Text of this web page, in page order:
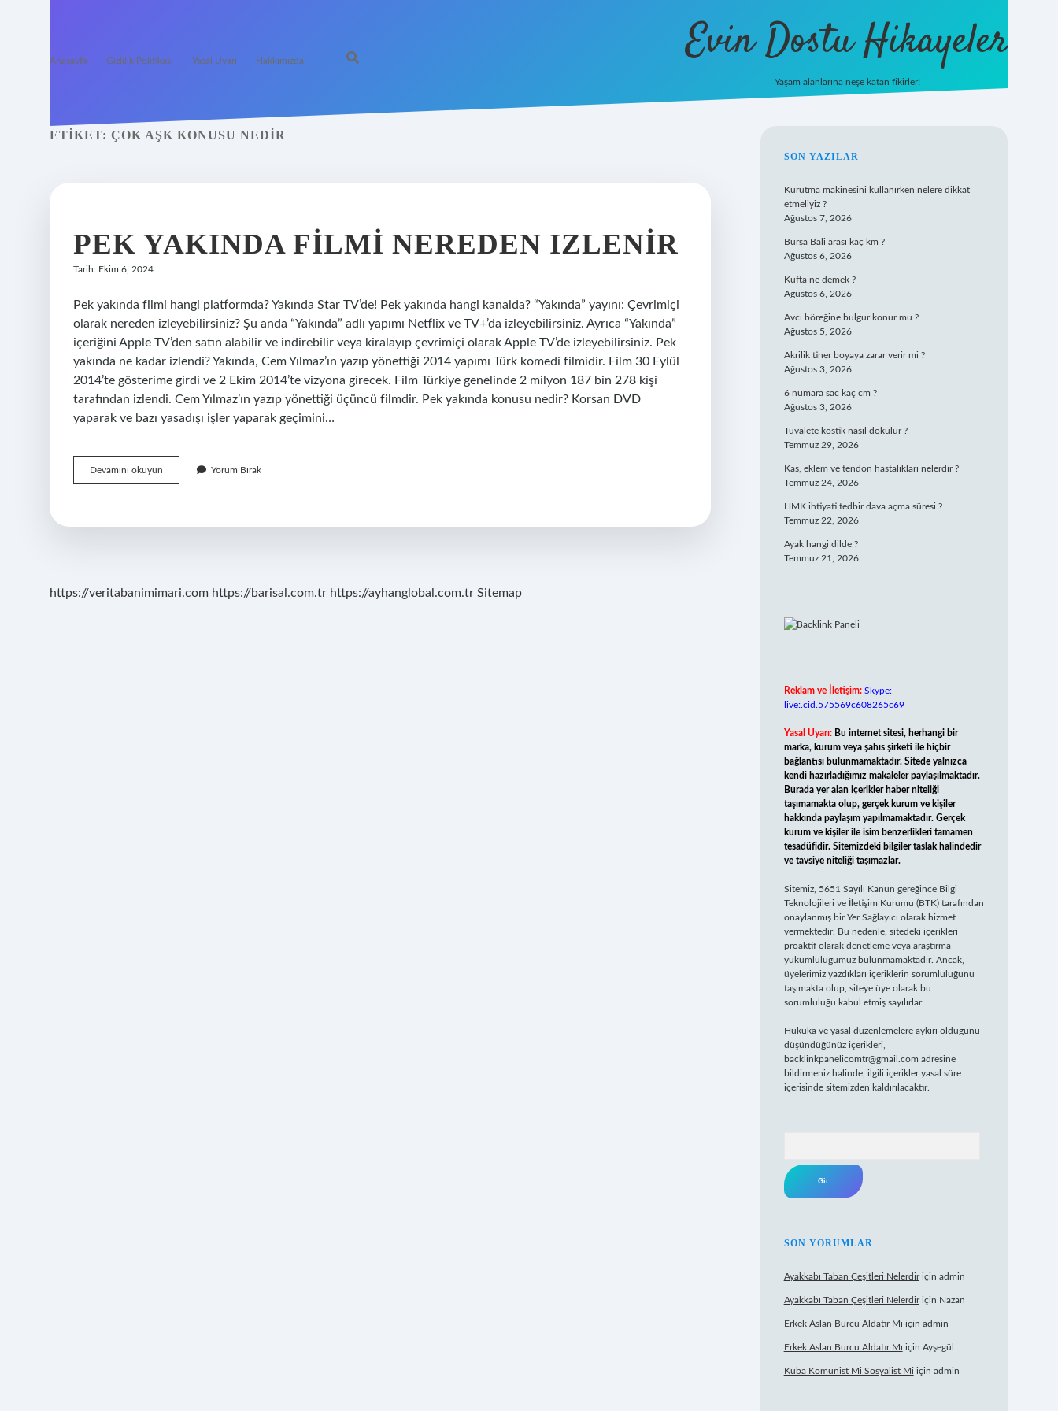
Anasayfa Gizlilik Politikası Yasal Uyarı Hakkımızda Evin Dostu Hikayeler
Yaşam alanlarına neşe katan fikirler!
ETIKET: ÇOK AŞK KONUSU NEDIR
PEK YAKINDA FILMI NEREDEN IZLENIR
Tarih: Ekim 6, 2024
Pek yakında filmi hangi platformda? Yakında Star TV’de! Pek yakında hangi kanalda? “Yakında” yayını: Çevrimiçi
olarak nereden izleyebilirsiniz? Şu anda “Yakında” adlı yapımı Netflix ve TV+’da izleyebilirsiniz. Ayrıca “Yakında”
içeriğini Apple TV’den satın alabilir ve indirebilir veya kiralayıp çevrimiçi olarak Apple TV’de izleyebilirsiniz. Pek
yakında ne kadar izlendi? Yakında, Cem Yılmaz’ın yazıp yönettiği 2014 yapımı Türk komedi filmidir. Film 30 Eylül
2014’te gösterime girdi ve 2 Ekim 2014’te vizyona girecek. Film Türkiye genelinde 2 milyon 187 bin 278 kişi
tarafından izlendi. Cem Yılmaz’ın yazıp yönettiği üçüncü filmdir. Pek yakında konusu nedir? Korsan DVD
yaparak ve bazı yasadışı işler yaparak geçimini…
Devamını okuyun
Yakında
Izlenir
Yorum Bırak
https://veritabanimimari.com https://barisal.com.tr https://ayhanglobal.com.tr Sitemap
SIDEBAR
SON YAZILAR
Kurutma makinesini kullanırken nelere dikkat
etmeliyiz ?
Ağustos 7, 2026
Bursa Bali arası kaç km ?
Ağustos 6, 2026
Kufta ne demek ?
Ağustos 6, 2026
Avcı böreğine bulgur konur mu ?
Ağustos 5, 2026
Akrilik tiner boyaya zarar verir mi ?
Ağustos 3, 2026
6 numara sac kaç cm ?
Ağustos 3, 2026
Tuvalete kostik nasıl dökülür ?
Temmuz 29, 2026
Kas, eklem ve tendon hastalıkları nelerdir ?
Temmuz 24, 2026
HMK ihtiyati tedbir dava açma süresi ?
Temmuz 22, 2026
Ayak hangi dilde ?
Temmuz 21, 2026
Reklam ve İletişim: Skype:
live:.cid.575569c608265c69
Yasal Uyarı: Bu internet sitesi, herhangi bir
marka, kurum veya şahıs şirketi ile hiçbir
bağlantısı bulunmamaktadır. Sitede yalnızca
kendi hazırladığımız makaleler paylaşılmaktadır.
Burada yer alan içerikler haber niteliği
taşımamakta olup, gerçek kurum ve kişiler
hakkında paylaşım yapılmamaktadır. Gerçek
kurum ve kişiler ile isim benzerlikleri tamamen
tesadüfidir. Sitemizdeki bilgiler taslak halindedir
ve tavsiye niteliği taşımazlar.
Sitemiz, 5651 Sayılı Kanun gereğince Bilgi
Teknolojileri ve İletişim Kurumu (BTK) tarafından
onaylanmış bir Yer Sağlayıcı olarak hizmet
vermektedir. Bu nedenle, sitedeki içerikleri
proaktif olarak denetleme veya araştırma
yükümlülüğümüz bulunmamaktadır. Ancak,
üyelerimiz yazdıkları içeriklerin sorumluluğunu
taşımakta olup, siteye üye olarak bu
sorumluluğu kabul etmiş sayılırlar.
Hukuka ve yasal düzenlemelere aykırı olduğunu
düşündüğünüz içerikleri,
backlinkpanelicomtr@gmail.com adresine
bildirmeniz halinde, ilgili içerikler yasal süre
içerisinde sitemizden kaldırılacaktır.
SON YORUMLAR
Ayakkabı Taban Çeşitleri Nelerdiriçin admin
Ayakkabı Taban Çeşitleri Nelerdiriçin Nazan
Erkek Aslan Burcu Aldatır Mı için admin
Erkek Aslan Burcu Aldatır Mı için Ayşegül
Küba Komünist Mi Sosyalist Mi için admin